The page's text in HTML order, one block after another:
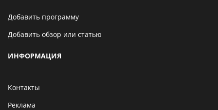
Добавить программу
Добавить обзор или статью
ИНФОРМАЦИЯ
Контакты
Реклама